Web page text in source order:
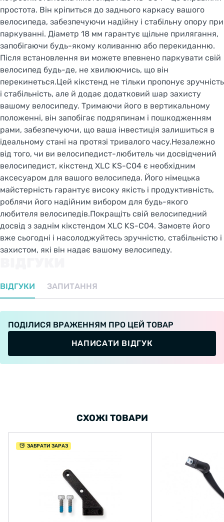
простота. Він кріпиться до заднього каркасу вашого
велосипеда, забезпечуючи надійну і стабільну опору при
паркуванні. Діаметр 18 мм гарантує щільне прилягання,
запобігаючи будь-якому коливанню або перекиданню.
Після встановлення ви можете впевнено паркувати свій
велосипед будь-де, не хвилюючись, що він
перекинеться.Цей кікстенд не тільки пропонує зручність
і стабільність, але й додає додатковий шар захисту
вашому велосипеду. Тримаючи його в вертикальному
положенні, він запобігає подряпинам і пошкодженням
рами, забезпечуючи, що ваша інвестиція залишиться в
ідеальному стані на протязі тривалого часу.Незалежно
від того, чи ви велосипедист-любитель чи досвідчений
велосипедист, кікстенд XLC KS-C04 є необхідним
аксесуаром для вашого велосипеда. Його німецька
майстерність гарантує високу якість і продуктивність,
роблячи його надійним вибором для будь-якого
любителя велосипедів.Покращіть свій велосипедний
досвід з заднім кікстендом XLC KS-C04. Замовте його
вже сьогодні і насолоджуйтесь зручністю, стабільністю і
захистом, які він надає вашому велосипеду.
ВІДГУКИ ЗАПИТАННЯ
ПОДІЛИСЯ ВРАЖЕННЯМ ПРО ЦЕЙ ТОВАР
НАПИСАТИ ВІДГУК
СХОЖІ ТОВАРИ
ЗАБРАТИ ЗАРАЗ